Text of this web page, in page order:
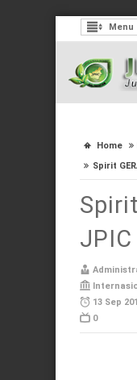
Menu
Home
Spirit
JPIC
13 Sep
0